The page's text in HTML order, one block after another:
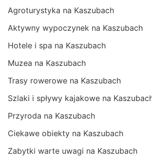
Agroturystyka na Kaszubach
Aktywny wypoczynek na Kaszubach
Hotele i spa na Kaszubach
Muzea na Kaszubach
Trasy rowerowe na Kaszubach
Szlaki i spływy kajakowe na
Przyroda na Kaszubach
Ciekawe obiekty na Kaszubach
Zabytki warte uwagi na Kaszubach